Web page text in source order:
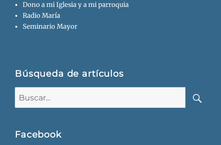
Dono a mi Iglesia y a mi parroquia
Radio María
Seminario Mayor
Búsqueda de artículos
Facebook